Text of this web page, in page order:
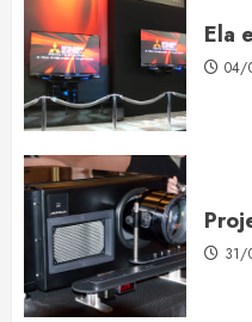
Ela
04/
31/